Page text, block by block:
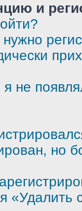
и
не
но
«Удалить